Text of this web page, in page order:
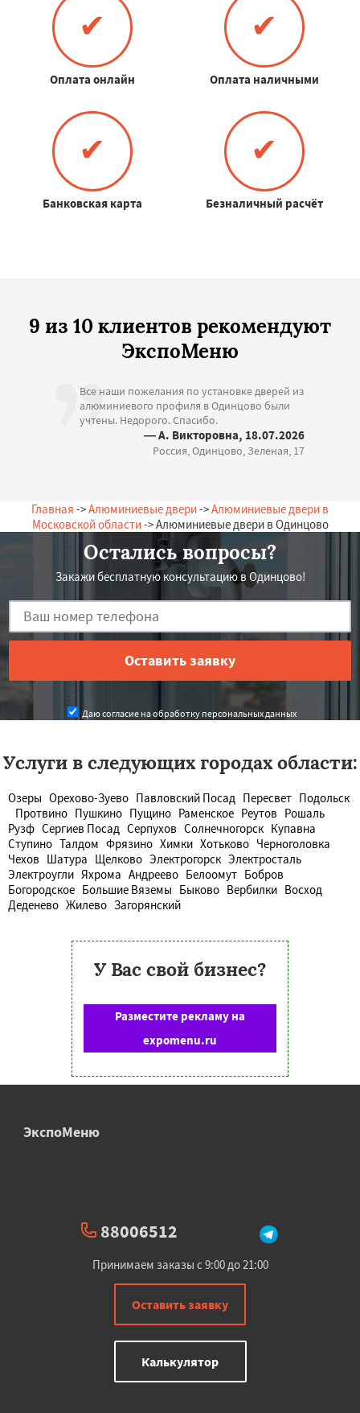
✔
Оплата онлайн
✔
Оплата наличными
✔
Банковская карта
✔
Безналичный расчёт
9 из 10 клиентов рекомендуют
ЭкспоМеню
Все наши пожелания по установке дверей из
алюминиевого профиля в Одинцово были
учтены. Недорого. Спасибо.
— А. Викторовна, 18.07.2026
Россия, Одинцово, Зеленая, 17
Главная ->Алюминиевые двери->Алюминиевые двери в
Московской области-> Алюминиевые двери в Одинцово
Остались вопросы?
Закажи бесплатную консультацию в Одинцово!
Даю согласие на обработку персональных данных
Услуги в следующих городах области:
Озеры Орехово-Зуево Павловский Посад Пересвет Подольск
Протвино Пушкино Пущино Раменское Реутов Рошаль
Рузф Сергиев Посад Серпухов Солнечногорск Купавна
Ступино Талдом Фрязино Химки Хотьково Черноголовка
Чехов Шатура Щелково Электрогорск Электросталь
Электроугли Яхрома Андреево Белоомут Бобров
Богородское Большие Вяземы Быково Вербилки Восход
Деденево Жилево Загорянский
У Вас свой бизнес?
Разместите рекламу на
expomenu.ru
ЭкспоМеню
88006512
Принимаем заказы с 9:00 до 21:00
Оставить заявку
Калькулятор